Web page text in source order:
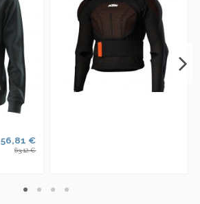
56,81 €
63,12 €